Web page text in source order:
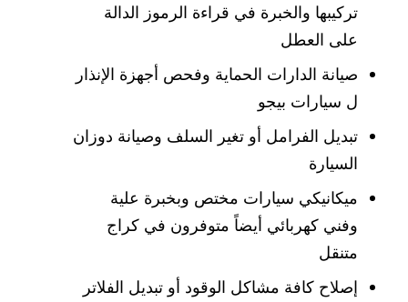
تركيبها والخبرة في قراءة الرموز الدالة
على العطل
صيانة الدارات الحماية وفحص أجهزة الإنذار
ل سيارات بيجو
تبديل الفرامل أو تغير السلف وصيانة دوزان
السيارة
ميكانيكي سيارات مختص وبخبرة علية
وفني كهربائي أيضاً متوفرون في كراج
متنقل
إصلاح كافة مشاكل الوقود أو تبديل الفلاتر